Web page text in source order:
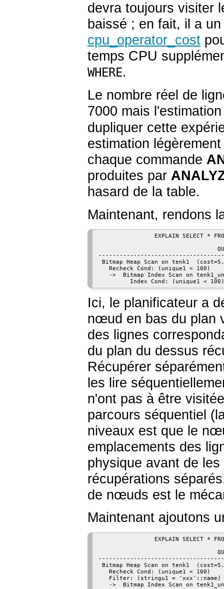
devra toujours visiter
baissé ; en fait, il a
cpu_operator_cost
temps CPU
WHERE.
Le nombre réel de
7000 mais
dupliquer cette
estimation
chaque commande
produites par
hasard de la table.
Maintenant, rendons
EXPLAIN SELECT *
Bitmap Heap Scan on tenk1
   Recheck Cond: (unique1 < 100)
->  Bitmap Index Scan on
         Index Cond: (unique1 < 100)
Ici, le planificateur a
nœud en bas du plan
des lignes
du plan du dessus
Récupérer
les lire
n'ont pas à être
parcours séquentiel
niveaux est que le
emplacements des
physique avant de
récupérations
de nœuds est le
Maintenant ajoutons
EXPLAIN SELECT *
Bitmap Heap Scan on tenk1
   Recheck Cond: (unique1 < 100)
   Filter: (stringu1 = 'xxx'::name)
->  Bitmap Index Scan on